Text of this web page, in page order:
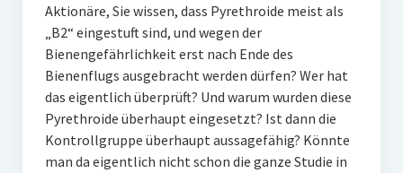
Aktionäre, Sie wissen, dass Pyrethroide meist als
„B2“ eingestuft sind, und wegen der
Bienengefährlichkeit erst nach Ende des
Bienenflugs ausgebracht werden dürfen? Wer hat
das eigentlich überprüft? Und warum wurden diese
Pyrethroide überhaupt eingesetzt? Ist dann die
Kontrollgruppe überhaupt aussagefähig? Könnte
man da eigentlich nicht schon die ganze Studie in